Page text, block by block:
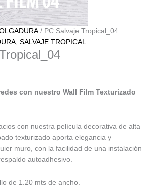
/ PC Salvaje Tropical_04
SALVAJE TROPICAL
con nuestro Wall Film Texturizado
con nuestra película decorativa de alta
texturizado aporta elegancia y
muro, con la facilidad de una instalación
autoadhesivo.
de 1.20 mts de ancho.